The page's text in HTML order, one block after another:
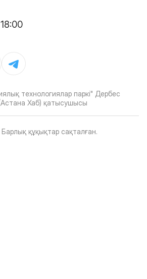
технологиялар паркі" Дербес
Хаб) қатысушысы
Барлық құқықтар сақталған.